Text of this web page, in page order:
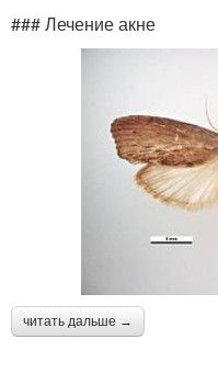
### Лечение акне
читать дальше →